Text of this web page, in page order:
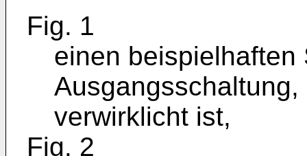
Fig. 1
einen beispielhaften
verwirklicht ist,
Fig. 2